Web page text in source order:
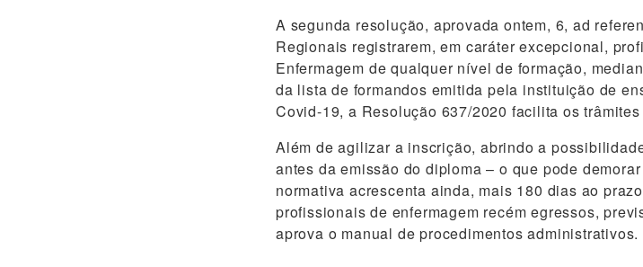
A segunda resolução, aprovada ontem, 6, ad
Regionais registrarem, em caráter excepcional,
Enfermagem de qualquer nível de formação,
da lista de formandos emitida pela instituição de
Covid-19, a Resolução 637/2020 facilita os
Além de agilizar a inscrição, abrindo a
antes da emissão do diploma – o que pode
normativa acrescenta ainda, mais 180 dias ao
profissionais de enfermagem recém egressos,
aprova o manual de procedimentos administrativos.